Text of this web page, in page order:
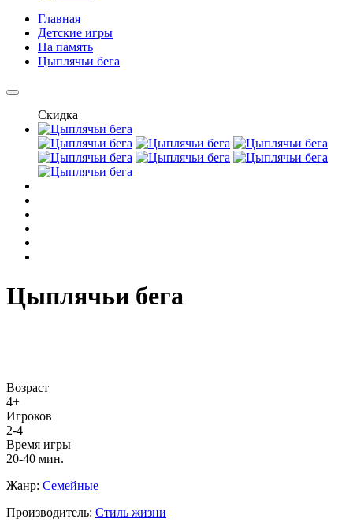
Главная
Детские игры
На память
Цыплячьи бега
Скидка
Цыплячьи бега
Возраст
4+
Игроков
2-4
Время игры
20-40 мин.
Жанр: Семейные
Производитель: Стиль жизни